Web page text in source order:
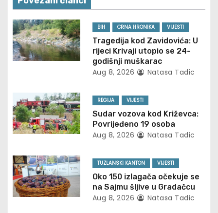
n
a
v
i
a
t
o
n
BIH CRNA HRONIKA VIJESTI
Tragedija kod Zavidovića: U
rijeci Krivaji utopio se 24-
godišnji muškarac
Aug 8, 2026 Natasa Tadic
REGIJA VIJESTI
Sudar vozova kod Križevca:
Povrijeđeno 19 osoba
Aug 8, 2026 Natasa Tadic
TUZLANSKI KANTON VIJESTI
Oko 150 izlagača očekuje se
na Sajmu šljive u Gradačcu
Aug 8, 2026 Natasa Tadic